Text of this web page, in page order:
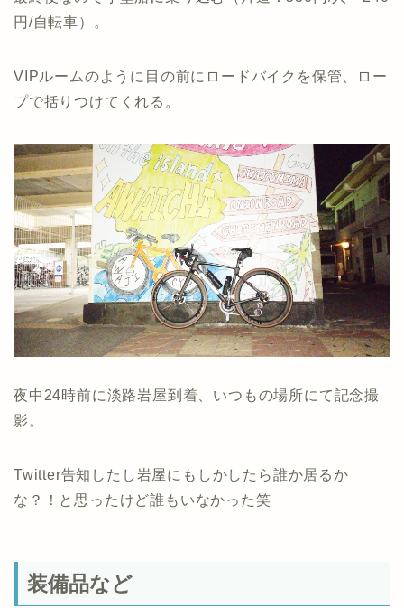
円/自転車）。
VIPルームのように目の前にロードバイクを保管、ロー
プで括りつけてくれる。
夜中24時前に淡路岩屋到着、いつもの場所にて記念撮
影。
Twitter告知したし岩屋にもしかしたら誰か居るか
な？！と思ったけど誰もいなかった笑
装備品など